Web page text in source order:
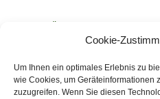
Cookie-
Um Ihnen ein optimales Erlebnis zu
wie Cookies, um Geräteinformationen
zuzugreifen. Wenn Sie diesen
+49 (0) 170 210 46
info@thomas-